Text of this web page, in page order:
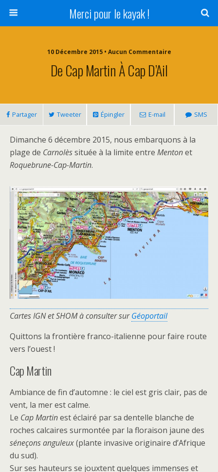
Merci pour le kayak !
10 Décembre 2015 • Aucun Commentaire
De Cap Martin À Cap D’Ail
Partager Tweeter Épingler E-mail SMS
Dimanche 6 décembre 2015, nous embarquons à la
plage de Carnolèssituée à la limite entre Mentonet
Roquebrune-Cap-Martin.
Cartes IGN et SHOM à consulter surGéoportail
Quittons la frontière franco-italienne pour faire route
vers l’ouest !
Cap Martin
Ambiance de fin d’automne : le ciel est gris clair, pas de
vent, la mer est calme.
Le Cap Martinest éclairé par sa dentelle blanche de
roches calcaires surmontée par la floraison jaune des
séneçons anguleux(plante invasive originaire d’Afrique
du sud).
Sur ses hauteurs se jouxtent quelques immenses et